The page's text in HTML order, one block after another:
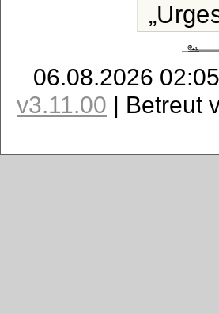
06.08.2026
v3.11.00 | Betreut